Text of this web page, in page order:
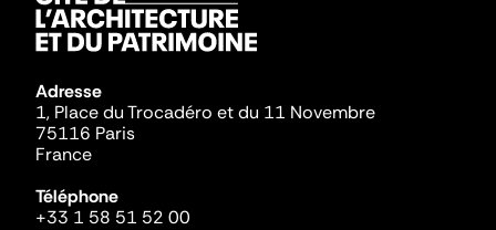
Adresse
1, Place du Trocadéro et du 11 Novembre
75116 Paris
France
Téléphone
+33 1 58 51 52 00